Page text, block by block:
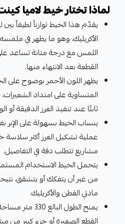
لماذا تختار خيط لاميا
يقدّم هذا الخيط توازناً لطيفاً
الأكريليك، وهو ما يظهر في
اللمس مع درجة متانة تساعد
القطعة بعد الانتهاء منها.
يظهر اللون الأحمر بوضوح على
المتساوية على امتداد
ثابتًا عند تنفيذ الغرز الدقيقة أو
ينساب الخيط بسهولة على
عملية تشكيل الغرز أكثر
مشاريع تتطلب دقة في التفاصيل.
يتحمل الخيط الاستخدام المستمر
من غير أن يتفكك أو يتشقق،
مادتي القطن والأكريليك.
يمنح الطول
القطع الصغيرة أو جزء كبير